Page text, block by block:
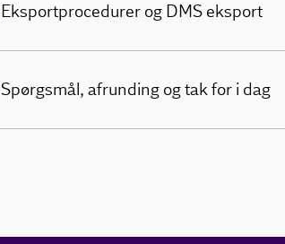
Eksportprocedurer og DMS eksport
Spørgsmål, afrunding og tak for i dag